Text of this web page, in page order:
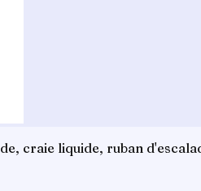
craie liquide, ruban